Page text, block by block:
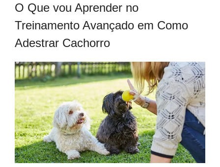
O Que vou Aprender no
Treinamento Avançado em Como
Adestrar Cachorro